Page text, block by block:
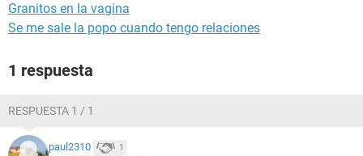
Granitos en la vagina
Se me sale la popo cuando tengo relaciones
1 respuesta
RESPUESTA 1 / 1
paul2310 1